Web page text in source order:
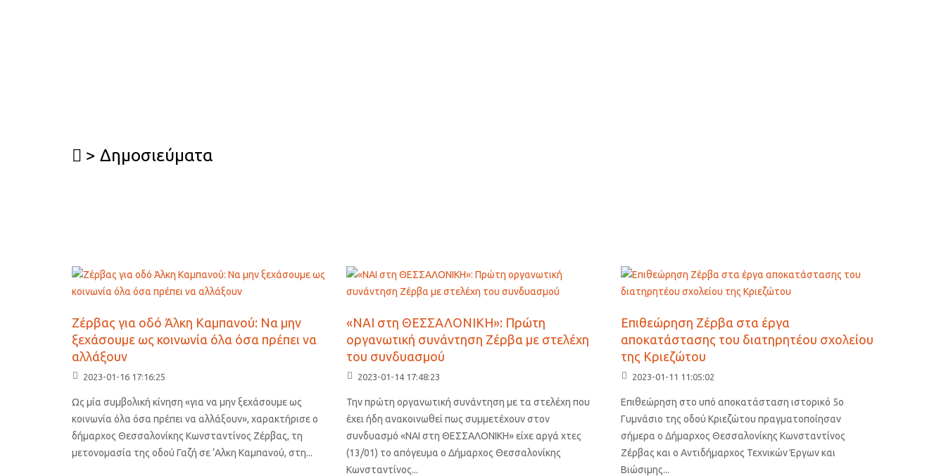
> Δημοσιεύματα
Ζέρβας για οδό Άλκη Καμπανού: Να μην
ξεχάσουμε ως κοινωνία όλα όσα πρέπει να
αλλάξουν
2023-01-16 17:16:25
Ως μία συμβολική κίνηση «για να μην ξεχάσουμε ως
κοινωνία όλα όσα πρέπει να αλλάξουν», χαρακτήρισε ο
δήμαρχος Θεσσαλονίκης Κωνσταντίνος Ζέρβας, τη
μετονομασία της οδού Γαζή σε ‘Αλκη Καμπανού, στη...
«ΝΑΙ στη ΘΕΣΣΑΛΟΝΙΚΗ»: Πρώτη
οργανωτική συνάντηση Ζέρβα με στελέχη
του συνδυασμού
2023-01-14 17:48:23
Την πρώτη οργανωτική συνάντηση με τα στελέχη που
έχει ήδη ανακοινωθεί πως συμμετέχουν στον
συνδυασμό «ΝΑΙ στη ΘΕΣΣΑΛΟΝΙΚΗ» είχε αργά χτες
(13/01) το απόγευμα ο Δήμαρχος Θεσσαλονίκης
Κωνσταντίνος...
Επιθεώρηση Ζέρβα στα έργα
αποκατάστασης του διατηρητέου σχολείου
της Κριεζώτου
2023-01-11 11:05:02
Επιθεώρηση στο υπό αποκατάσταση ιστορικό 5ο
Γυμνάσιο της οδού Κριεζώτου πραγματοποίησαν
σήμερα ο Δήμαρχος Θεσσαλονίκης Κωνσταντίνος
Ζέρβας και ο Αντιδήμαρχος Τεχνικών Έργων και
Βιώσιμης...